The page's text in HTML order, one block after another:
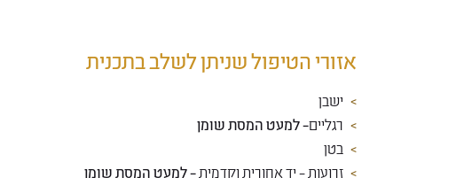
אזורי הטיפול שניתן לשלב בתכנית
ישבן
רגליים– למעט המסת שומן
בטן
זרועות – יד אחורית וקדמית– למעט המסת שומן